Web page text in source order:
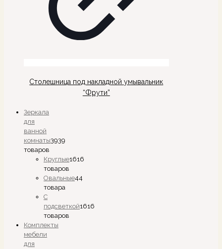
Столешница под накладной умывальник
“Фрути”
Зеркала
для
ванной
комнаты3939
товаров
Круглые1616
товаров
Овальные44
товара
С
подсветкой1616
товаров
Комплекты
мебели
для